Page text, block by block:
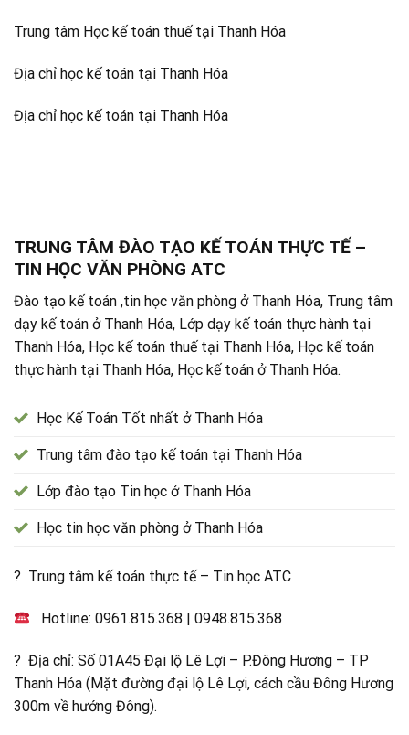
Trung tâm Học kế toán thuế tại Thanh Hóa
Địa chỉ học kế toán tại Thanh Hóa
Địa chỉ học kế toán tại Thanh Hóa
TRUNG TÂM ĐÀO TẠO KẾ TOÁN THỰC TẾ –
TIN HỌC VĂN PHÒNG ATC
Đào tạo kế toán ,tin học văn phòng ở Thanh Hóa, Trung tâm
dạy kế toán ở Thanh Hóa, Lớp dạy kế toán thực hành tại
Thanh Hóa, Học kế toán thuế tại Thanh Hóa, Học kế toán
thực hành tại Thanh Hóa, Học kế toán ở Thanh Hóa.
Học Kế Toán Tốt nhất ở Thanh Hóa
Trung tâm đào tạo kế toán tại Thanh Hóa
Lớp đào tạo Tin học ở Thanh Hóa
Học tin học văn phòng ở Thanh Hóa
? Trung tâm kế toán thực tế – Tin học ATC
Hotline:0961.815.368 |0948.815.368
? Địa chỉ: Số 01A45 Đại lộ Lê Lợi – P.Đông Hương – TP
Thanh Hóa (Mặt đường đại lộ Lê Lợi, cách cầu Đông Hương
300m về hướng Đông).